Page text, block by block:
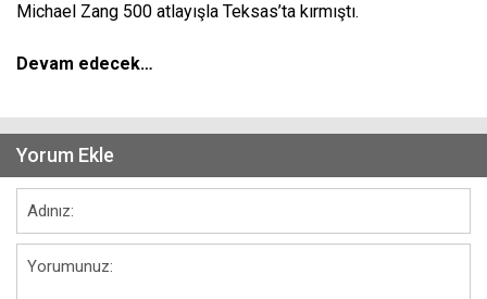
Michael Zang 500 atlayışla Teksas’ta kırmıştı.
Devam edecek…
Yorum Ekle